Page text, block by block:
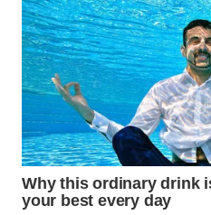
LANGKAT
WN
TAPANULI
SELATAN
WN
TANJUNG
LESUNG